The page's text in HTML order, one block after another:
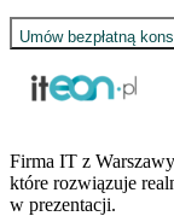
Umów bezpłatną
Firma IT z
które rozwiązuje
w prezentacji.